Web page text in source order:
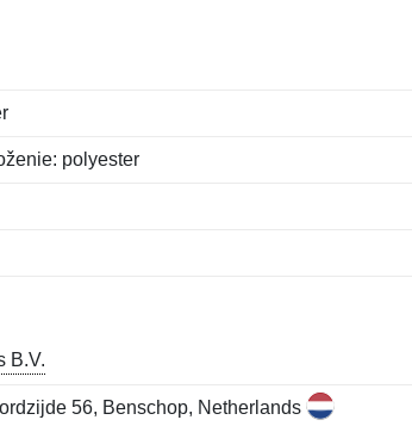
polyester
B.V.
56, Benschop, Netherlands